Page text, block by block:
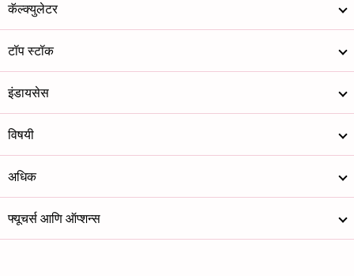
कॅल्क्युलेटर
टॉप स्टॉक
इंडायसेस
विषयी
अधिक
फ्यूचर्स आणि ऑप्शन्स